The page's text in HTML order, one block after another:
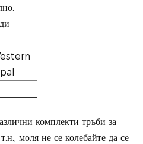
комплекти тръби за
моля не се колебайте да се